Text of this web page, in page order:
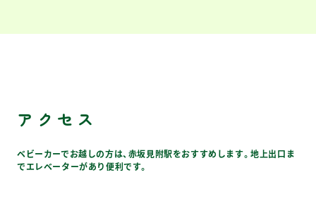
アクセス
ベビーカーでお越しの方は、赤坂見附駅をおすすめします。地上出口ま
でエレベーターがあり便利です。